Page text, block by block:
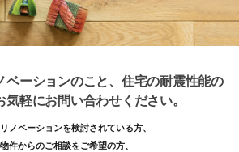
銀杏開発について
ショールーム
en stol
ーションのこと、 住宅の耐震性能の
気軽にお問い合わせください。
ノベーションを検討されている方、
件からのご相談をご希望の方、